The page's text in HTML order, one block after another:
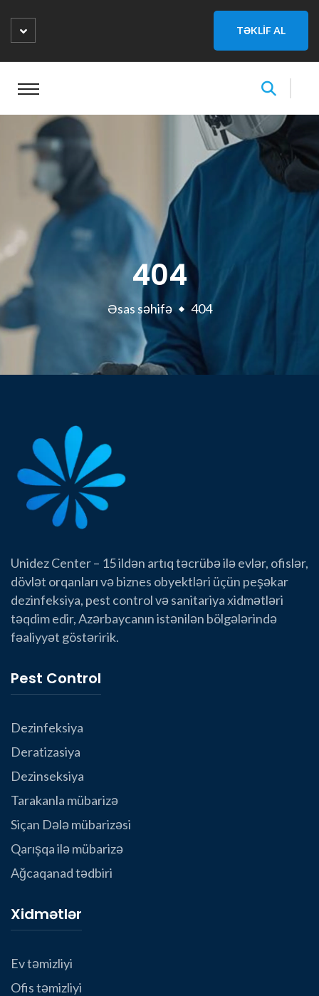
TƏKLİF AL
404
Əsas səhifə 404
Unidez Center – 15 ildən artıq təcrübə ilə evlər, ofislər,
dövlət orqanları və biznes obyektləri üçün peşəkar
dezinfeksiya, pest control və sanitariya xidmətləri
təqdim edir, Azərbaycanın istənilən bölgələrində
fəaliyyət göstəririk.
Pest Control
Dezinfeksiya
Deratizasiya
Dezinseksiya
Tarakanla mübarizə
Siçan Dələ mübarizəsi
Qarışqa ilə mübarizə
Ağcaqanad tədbiri
Xidmətlər
Ev təmizliyi
Ofis təmizliyi